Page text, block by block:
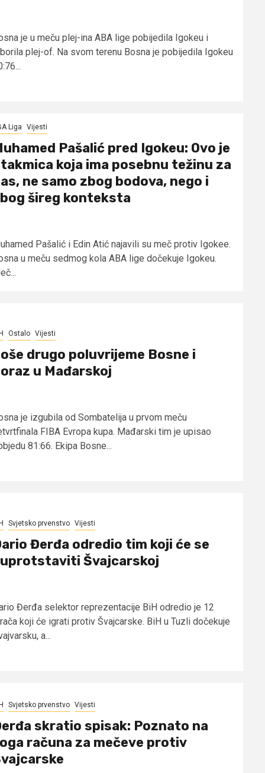
je u meču plej-ina ABA lige pobijedila Igokeu i
plej-of. Na svom terenu Bosna je pobijedila Igokeu
Liga Vijesti
Pašalić pred Igokeu: Ovo je
koja ima posebnu težinu za
ne samo zbog bodova, nego i
šireg konteksta
Pašalić i Edin Atić najavili su meč protiv Igokee.
u meču sedmog kola ABA lige dočekuje Igokeu.
Ostalo Vijesti
drugo poluvrijeme Bosne i
u Mađarskoj
je izgubila od Sombatelija u prvom meču
FIBA Evropa kupa. Mađarski tim je upisao
81:66. Ekipa Bosne...
Svjetsko prvenstvo Vijesti
Đerđa odredio tim koji će se
Švajcarskoj
Đerđa selektor reprezentacije BiH odredio je 12
koji će igrati protiv Švajcarske. BiH u Tuzli dočekuje
a...
Svjetsko prvenstvo Vijesti
skratio spisak: Poznato na
računa za mečeve protiv